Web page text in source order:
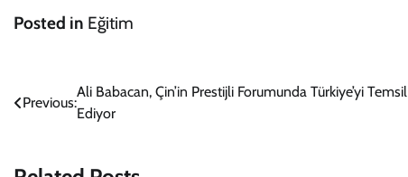
Posted in Eğitim
Yazı
gezinmesi
Previous:
Ali Babacan, Çin’in Prestijli Forumunda Türkiye’yi Temsil
Ediyor